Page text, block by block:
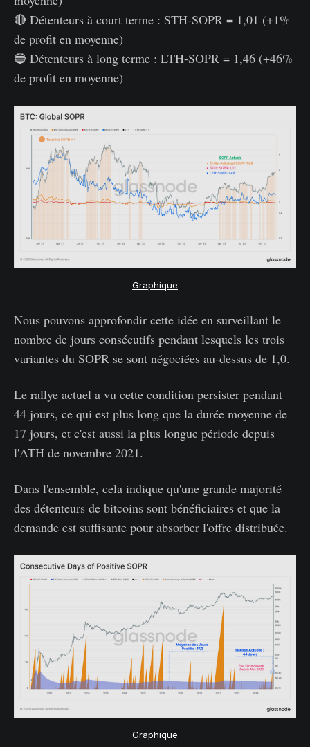
🔴 Détenteurs à court terme : STH-SOPR = 1,01 (+1%
de profit en moyenne)
🔵 Détenteurs à long terme : LTH-SOPR = 1,46 (+46%
de profit en moyenne)
Graphique
Nous pouvons approfondir cette idée en surveillant le
nombre de jours consécutifs pendant lesquels les trois
variantes du SOPR se sont négociées au-dessus de 1,0.
Le rallye actuel a vu cette condition persister pendant
44 jours, ce qui est plus long que la durée moyenne de
17 jours, et c'est aussi la plus longue période depuis
l'ATH de novembre 2021.
Dans l'ensemble, cela indique qu'une grande majorité
des détenteurs de bitcoins sont bénéficiaires et que la
demande est suffisante pour absorber l'offre distribuée.
Graphique